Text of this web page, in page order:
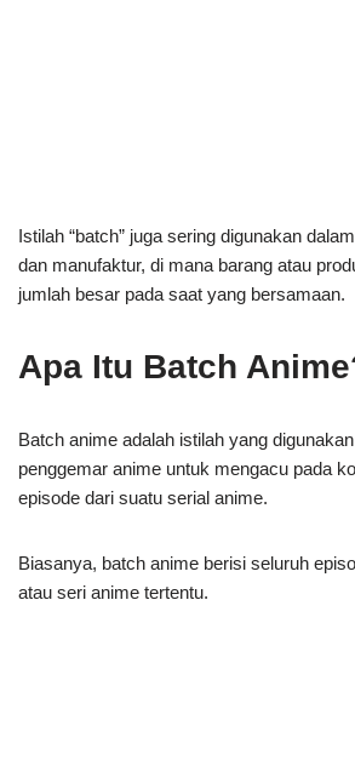
Istilah “batch” juga sering digunakan
dan manufaktur, di mana barang atau
jumlah besar pada saat yang bersamaan.
Apa Itu Batch
Batch anime adalah istilah yang
penggemar anime untuk mengacu pada
episode dari suatu serial anime.
Biasanya, batch anime berisi seluruh
atau seri anime tertentu.